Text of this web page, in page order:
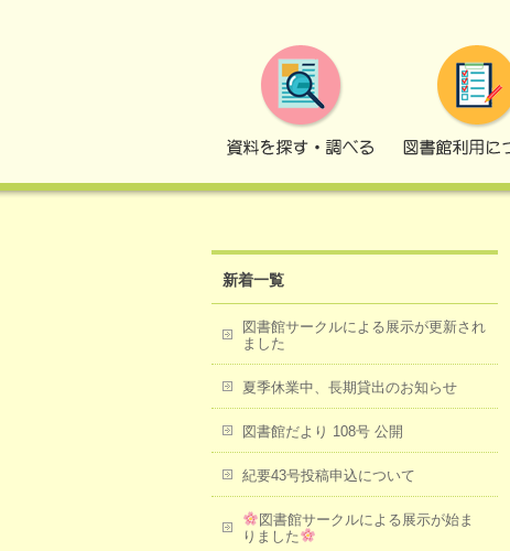
新着一覧
図書館サークルによる展示が更新され
ました
夏季休業中、長期貸出のお知らせ
図書館だより 108号 公開
紀要43号投稿申込について
図書館サークルによる展示が始ま
りました